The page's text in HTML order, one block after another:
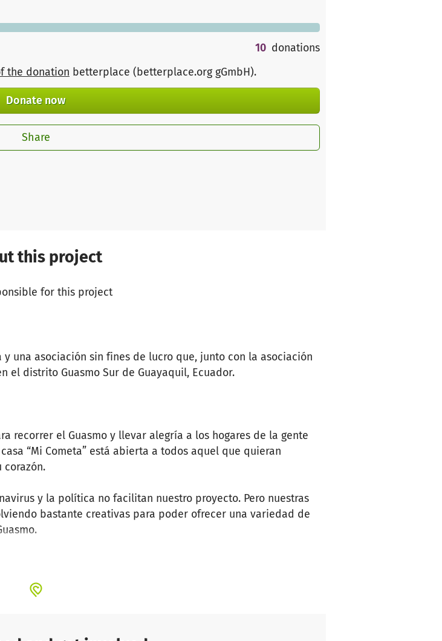
10 donations
the donation betterplace (betterplace.org gGmbH).
Donate now
Share
this project
for this project
una asociación sin fines de lucro que, junto con la asociación
el distrito Guasmo Sur de Guayaquil, Ecuador.
recorrer el Guasmo y llevar alegría a los hogares de la gente
“Mi Cometa” está abierta a todos aquel que quieran
y la política no facilitan nuestro proyecto. Pero nuestras
bastante creativas para poder ofrecer una variedad de
esto: ¡Ayude a recolectar donaciones para una laptop para
capacitaciónes más avanzados en línea para apoyar a los